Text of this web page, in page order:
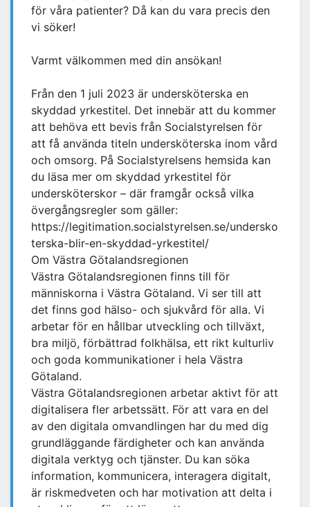
för våra patienter? Då kan du vara precis den
vi söker!
Varmt välkommen med din ansökan!
Från den 1 juli 2023 är undersköterska en
skyddad yrkestitel. Det innebär att du kommer
att behöva ett bevis från Socialstyrelsen för
att få använda titeln undersköterska inom vård
och omsorg. På Socialstyrelsens hemsida kan
du läsa mer om skyddad yrkestitel för
undersköterskor – där framgår också vilka
övergångsregler som gäller:
https://legitimation.socialstyrelsen.se/undersko
terska-blir-en-skyddad-yrkestitel/
Om Västra Götalandsregionen
Västra Götalandsregionen finns till för
människorna i Västra Götaland. Vi ser till att
det finns god hälso- och sjukvård för alla. Vi
arbetar för en hållbar utveckling och tillväxt,
bra miljö, förbättrad folkhälsa, ett rikt kulturliv
och goda kommunikationer i hela Västra
Götaland.
Västra Götalandsregionen arbetar aktivt för att
digitalisera fler arbetssätt. För att vara en del
av den digitala omvandlingen har du med dig
grundläggande färdigheter och kan använda
digitala verktyg och tjänster. Du kan söka
information, kommunicera, interagera digitalt,
är riskmedveten och har motivation att delta i